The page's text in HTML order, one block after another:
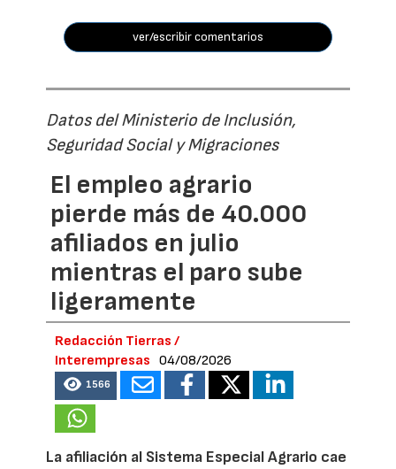
ver/escribir comentarios
Datos del Ministerio de Inclusión,
Seguridad Social y Migraciones
El empleo agrario
pierde más de 40.000
afiliados en julio
mientras el paro sube
ligeramente
Redacción Tierras /
Interempresas
04/08/2026
1566
La afiliación al Sistema Especial Agrario cae